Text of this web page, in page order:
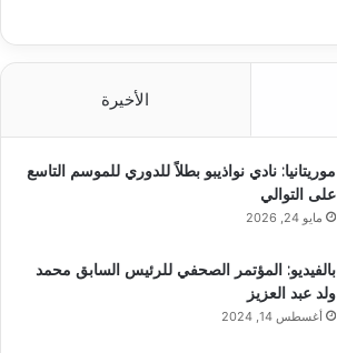
الأخيرة
موريتانيا: نادي نواذيبو بطلاً للدوري للموسم التاسع
على التوالي
مايو 24, 2026
بالفيديو: المؤتمر الصحفي للرئيس السابق محمد
ولد عبد العزيز
أغسطس 14, 2024